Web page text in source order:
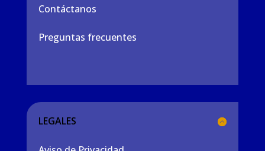
Contáctanos
Preguntas frecuentes
LEGALES